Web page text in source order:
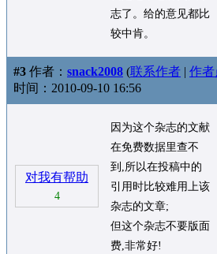
志了。给的意见都比
较中肯。
#3 作者： snack2008 (联系作者 | 作者
时间：2010-09-10 16:56
对我有帮助
4
因为这个杂志的文献
在免费数据里查不
到,所以在投稿中的
引用时比较难用上该
杂志的文章;
但这个杂志不要版面
费,非常好!